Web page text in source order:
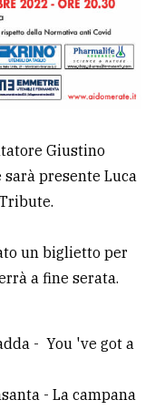
Giustino
presente Luca
un biglietto per
a fine serata.
- You 've got a
- La campana